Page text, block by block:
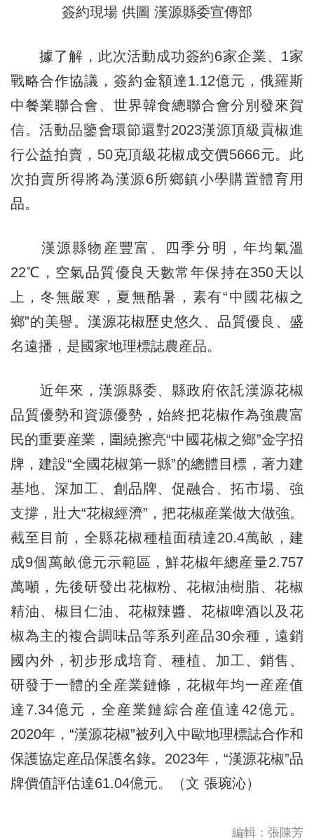
簽約現場 供圖 漢源縣委宣傳部
據了解，此次活動成功簽約6家企業、1家
戰略合作協議，簽約金額達1.12億元，俄羅斯
中餐業聯合會、世界韓食總聯合會分別發來賀
信。活動品鑒會環節還對2023漢源頂級貢椒進
行公益拍賣，50克頂級花椒成交價5666元。此
次拍賣所得將為漢源6所鄉鎮小學購置體育用
品。
漢源縣物産豐富、四季分明，年均氣溫
22℃，空氣品質優良天數常年保持在350天以
上，冬無嚴寒，夏無酷暑，素有“中國花椒之
鄉”的美譽。漢源花椒歷史悠久、品質優良、盛
名遠播，是國家地理標誌農産品。
近年來，漢源縣委、縣政府依託漢源花椒
品質優勢和資源優勢，始終把花椒作為強農富
民的重要産業，圍繞擦亮“中國花椒之鄉”金字招
牌，建設“全國花椒第一縣”的總體目標，著力建
基地、深加工、創品牌、促融合、拓市場、強
支撐，壯大“花椒經濟”，把花椒産業做大做強。
截至目前，全縣花椒種植面積達20.4萬畝，建
成9個萬畝億元示範區，鮮花椒年總産量2.757
萬噸，先後研發出花椒粉、花椒油樹脂、花椒
精油、椒目仁油、花椒辣醬、花椒啤酒以及花
椒為主的複合調味品等系列産品30余種，遠銷
國內外，初步形成培育、種植、加工、銷售、
研發于一體的全産業鏈條，花椒年均一産産值
達7.34億元，全産業鏈綜合産值達42億元。
2020年，“漢源花椒”被列入中歐地理標誌合作和
保護協定産品保護名錄。2023年，“漢源花椒”品
牌價值評估達61.04億元。（文 張琬沁）
編輯：張陳芳